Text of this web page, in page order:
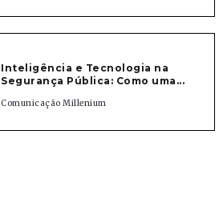
Inteligência e Tecnologia na
Segurança Pública: Como uma...
Comunicação Millenium